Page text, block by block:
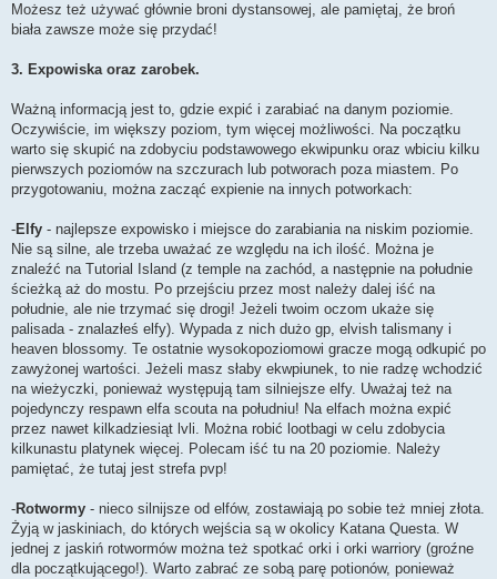
Możesz też używać głównie broni dystansowej, ale pamiętaj, że broń
biała zawsze może się przydać!
3. Expowiska oraz zarobek.
Ważną informacją jest to, gdzie expić i zarabiać na danym poziomie.
Oczywiście, im większy poziom, tym więcej możliwości. Na początku
warto się skupić na zdobyciu podstawowego ekwipunku oraz wbiciu kilku
pierwszych poziomów na szczurach lub potworach poza miastem. Po
przygotowaniu, można zacząć expienie na innych potworkach:
-Elfy - najlepsze expowisko i miejsce do zarabiania na niskim poziomie.
Nie są silne, ale trzeba uważać ze względu na ich ilość. Można je
znaleźć na Tutorial Island (z temple na zachód, a następnie na południe
ścieżką aż do mostu. Po przejściu przez most należy dalej iść na
południe, ale nie trzymać się drogi! Jeżeli twoim oczom ukaże się
palisada - znalazłeś elfy). Wypada z nich dużo gp, elvish talismany i
heaven blossomy. Te ostatnie wysokopoziomowi gracze mogą odkupić po
zawyżonej wartości. Jeżeli masz słaby ekwpiunek, to nie radzę wchodzić
na wieżyczki, ponieważ występują tam silniejsze elfy. Uważaj też na
pojedynczy respawn elfa scouta na południu! Na elfach można expić
przez nawet kilkadziesiąt lvli. Można robić lootbagi w celu zdobycia
kilkunastu platynek więcej. Polecam iść tu na 20 poziomie. Należy
pamiętać, że tutaj jest strefa pvp!
-Rotwormy - nieco silnijsze od elfów, zostawiają po sobie też mniej złota.
Żyją w jaskiniach, do których wejścia są w okolicy Katana Questa. W
jednej z jaskiń rotwormów można też spotkać orki i orki warriory (groźne
dla początkującego!). Warto zabrać ze sobą parę potionów, ponieważ